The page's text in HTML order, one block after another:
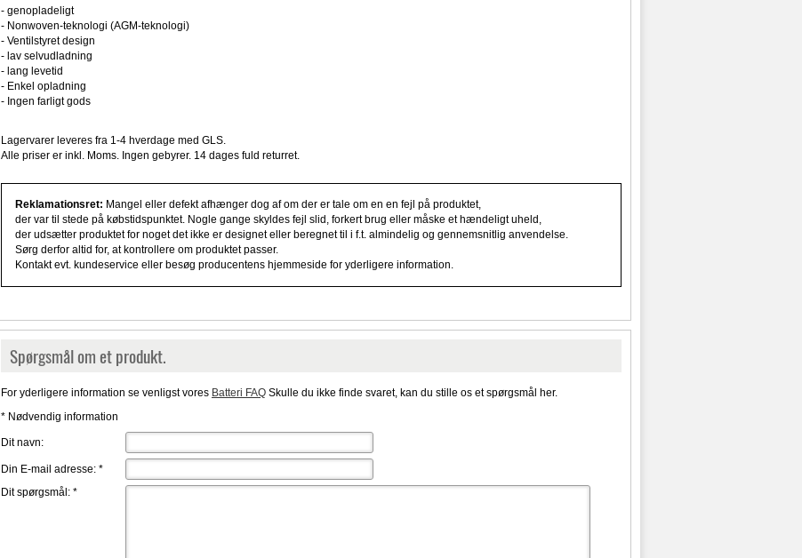
- genopladeligt
- Nonwoven-teknologi (AGM-teknologi)
- Ventilstyret design
- lav selvudladning
- lang levetid
- Enkel opladning
- Ingen farligt gods
Lagervarer leveres fra 1-4 hverdage med GLS.
Alle priser er inkl. Moms. Ingen gebyrer. 14 dages fuld returret.
Reklamationsret: Mangel eller defekt afhænger dog af om der er tale om en en fejl på produktet,
der var til stede på købstidspunktet. Nogle gange skyldes fejl slid, forkert brug eller måske et hændeligt uheld,
der udsætter produktet for noget det ikke er designet eller beregnet til i f.t. almindelig og gennemsnitlig anvendelse.
Sørg derfor altid for, at kontrollere om produktet passer.
Kontakt evt. kundeservice eller besøg producentens hjemmeside for yderligere information.
Spørgsmål om et produkt.
For yderligere information se venligst vores Batteri FAQSkulle du ikke finde svaret, kan du stille os et spørgsmål her.
* Nødvendig information
Dit navn:
Din E-mail adresse: *
Dit spørgsmål: *